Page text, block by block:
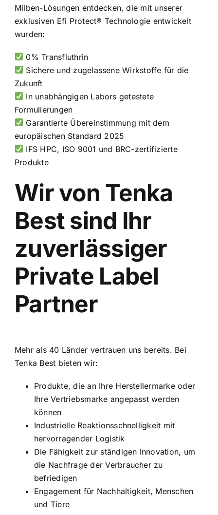
Milben-Lösungen entdecken, die mit unserer
exklusiven Efi Protect® Technologie entwickelt
wurden:
0% Transfluthrin
Sichere und zugelassene Wirkstoffe für die
Zukunft
In unabhängigen Labors getestete
Formulierungen
Garantierte Übereinstimmung mit dem
europäischen Standard 2025
IFS HPC, ISO 9001 und BRC-zertifizierte
Produkte
Wir von Tenka
Best sind Ihr
zuverlässiger
Private Label
Partner
Mehr als 40 Länder vertrauen uns bereits. Bei
Tenka Best bieten wir:
Produkte, die an Ihre Herstellermarke oder
Ihre Vertriebsmarke angepasst werden
können
Industrielle Reaktionsschnelligkeit mit
hervorragender Logistik
Die Fähigkeit zur ständigen Innovation, um
die Nachfrage der Verbraucher zu
befriedigen
Engagement für Nachhaltigkeit, Menschen
und Tiere